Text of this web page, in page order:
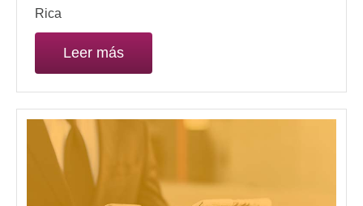
Rica
Leer más